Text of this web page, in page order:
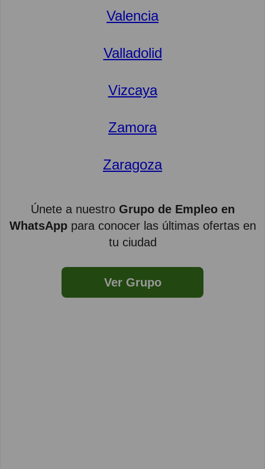
Valencia
Valladolid
Vizcaya
Zamora
Zaragoza
Únete a nuestro Grupo de Empleo en
WhatsApppara conocer las últimas ofertas en
tu ciudad
Ver Grupo